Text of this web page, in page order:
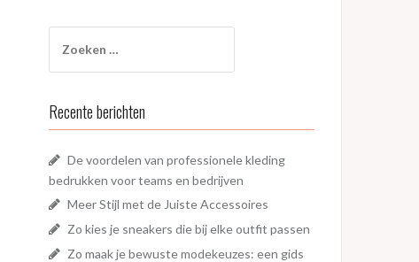
naar:
Recente berichten
De voordelen van professionele kleding
bedrukken voor teams en bedrijven
Meer Stijl met de Juiste Accessoires
Zo kies je sneakers die bij elke outfit passen
Zo maak je bewuste modekeuzes: een gids